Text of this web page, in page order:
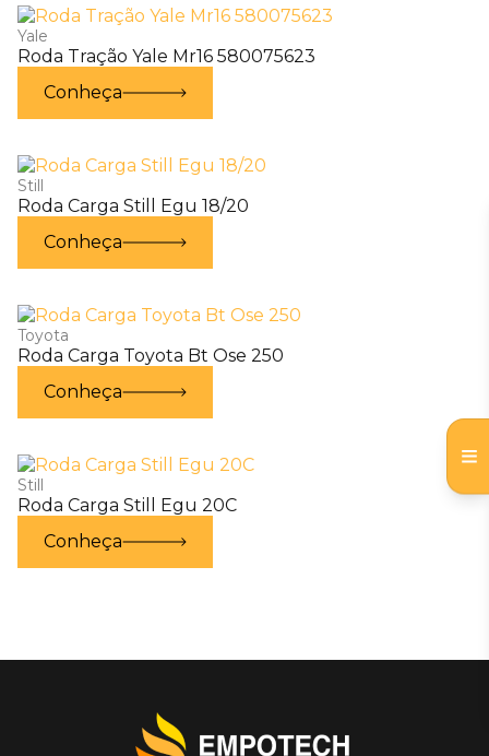
Yale
Roda Tração Yale Mr16 580075623
Conheça
Still
Roda Carga Still Egu 18/20
Conheça
Toyota
Roda Carga Toyota Bt Ose 250
Conheça
Still
Roda Carga Still Egu 20C
Conheça